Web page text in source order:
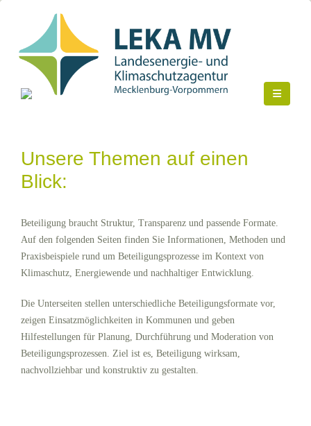
Unsere Themen auf einen
Blick:
Beteiligung braucht Struktur, Transparenz und passende Formate.
Auf den folgenden Seiten finden Sie Informationen, Methoden und
Praxisbeispiele rund um Beteiligungsprozesse im Kontext von
Klimaschutz, Energiewende und nachhaltiger Entwicklung.
Die Unterseiten stellen unterschiedliche Beteiligungsformate vor,
zeigen Einsatzmöglichkeiten in Kommunen und geben
Hilfestellungen für Planung, Durchführung und Moderation von
Beteiligungsprozessen. Ziel ist es, Beteiligung wirksam,
nachvollziehbar und konstruktiv zu gestalten.